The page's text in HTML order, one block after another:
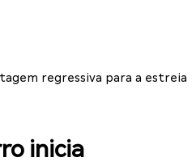
regressiva para a estreia
inicia